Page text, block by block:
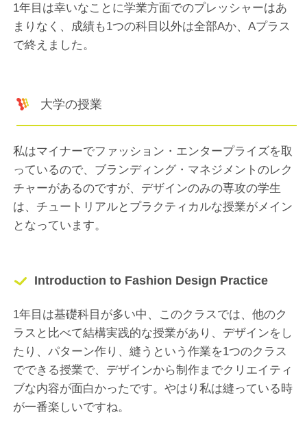
1年目は幸いなことに学業方面でのプレッシャーはあ
まりなく、成績も1つの科目以外は全部Aか、Aプラス
で終えました。
大学の授業
私はマイナーでファッション・エンタープライズを取
っているので、ブランディング・マネジメントのレク
チャーがあるのですが、デザインのみの専攻の学生
は、チュートリアルとプラクティカルな授業がメイン
となっています。
Introduction to Fashion Design Practice
1年目は基礎科目が多い中、このクラスでは、他のク
ラスと比べて結構実践的な授業があり、デザインをし
たり、パターン作り、縫うという作業を1つのクラス
でできる授業で、デザインから制作までクリエイティ
ブな内容が面白かったです。やはり私は縫っている時
が一番楽しいですね。